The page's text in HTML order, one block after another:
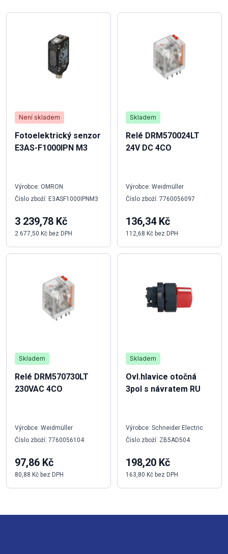
Není skladem
Fotoelektrický senzor
E3AS-F1000IPN M3
Výrobce: OMRON
Číslo zboží: E3ASF1000IPNM3
3 239,78 Kč
2 677,50 Kč bez DPH
Skladem
Relé DRM570730LT
230VAC 4CO
Výrobce: Weidmüller
Číslo zboží: 7760056104
97,86 Kč
80,88 Kč bez DPH
Skladem
Relé DRM570024LT
24V DC 4CO
Výrobce: Weidmüller
Číslo zboží: 7760056097
136,34 Kč
112,68 Kč bez DPH
Skladem
Ovl.hlavice otočná
3pol s návratem RU
Výrobce: Schneider Electric
Číslo zboží: ZB5AD504
198,20 Kč
163,80 Kč bez DPH